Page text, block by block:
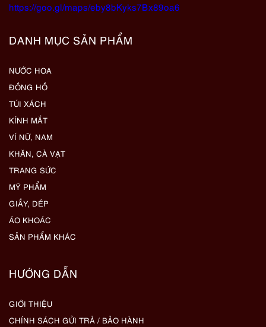
https://goo.gl/maps/eby8bKyks7Bx89oa6
DANH MỤC SẢN PHẨM
NƯỚC HOA
ĐỒNG HỒ
TÚI XÁCH
KÍNH MẮT
VÍ NỮ, NAM
KHĂN, CÀ VẠT
TRANG SỨC
MỸ PHẨM
GIẦY, DÉP
ÁO KHOÁC
SẢN PHẨM KHÁC
HƯỚNG DẪN
GIỚI THIỆU
CHÍNH SÁCH GỬI TRẢ / BẢO HÀNH